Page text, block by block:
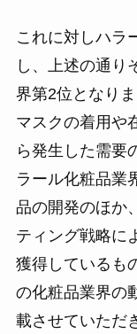
これに対しハラ
し、上述の通り
界第2位となり
マスクの着用や
ら発生した需要
ラール化粧品業
品の開発のほか
ティング戦略に
獲得しているも
の化粧品業界の
載させていただ